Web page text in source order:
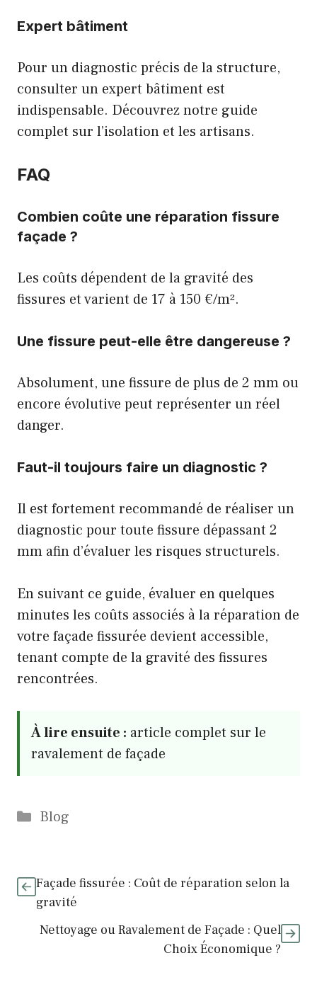
Expert bâtiment
Pour un diagnostic précis de la structure,
consulter un expert bâtiment est
indispensable. Découvrez notre guide
complet sur l’isolation et les artisans.
FAQ
Combien coûte une réparation fissure
façade ?
Les coûts dépendent de la gravité des
fissures et varient de 17 à 150 €/m².
Une fissure peut-elle être dangereuse ?
Absolument, une fissure de plus de 2 mm ou
encore évolutive peut représenter un réel
danger.
Faut-il toujours faire un diagnostic ?
Il est fortement recommandé de réaliser un
diagnostic pour toute fissure dépassant 2
mm afin d’évaluer les risques structurels.
En suivant ce guide, évaluer en quelques
minutes les coûts associés à la réparation de
votre façade fissurée devient accessible,
tenant compte de la gravité des fissures
rencontrées.
À lire ensuite : article complet sur le
ravalement de façade
Catégories
Blog
Façade fissurée : Coût de réparation selon la
gravité
Nettoyage ou Ravalement de Façade : Quel
Choix Économique ?